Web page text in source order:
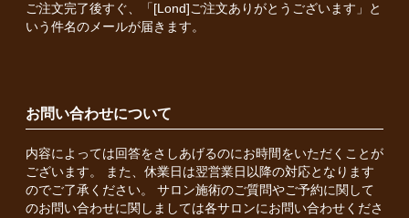
ご注文完了後すぐ、「[Lond]ご注文ありがとうございます」と
いう件名のメールが届きます。
お問い合わせについて
内容によっては回答をさしあげるのにお時間をいただくことが
ございます。 また、休業日は翌営業日以降の対応となります
のでご了承ください。 サロン施術のご質問やご予約に関して
のお問い合わせに関しましては各サロンにお問い合わせくださ